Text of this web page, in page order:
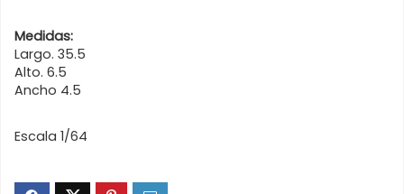
Medidas:
Largo. 35.5
Alto. 6.5
Ancho 4.5
Escala 1/64